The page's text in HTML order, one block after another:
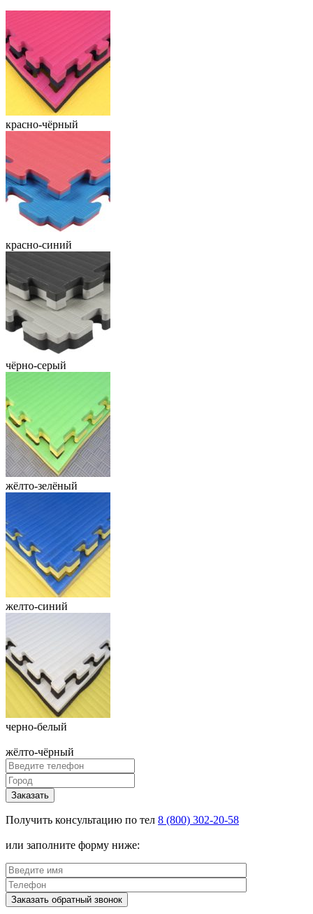
красно-чёрный
красно-синий
чёрно-серый
жёлто-зелёный
желто-синий
черно-белый
жёлто-чёрный
Заказать
Получить консультацию по тел 8 (800) 302-20-58
или заполните форму ниже:
Заказать обратный звонок